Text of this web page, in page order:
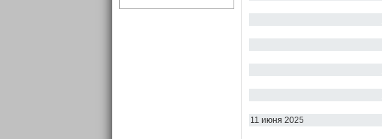
11 июня 2025